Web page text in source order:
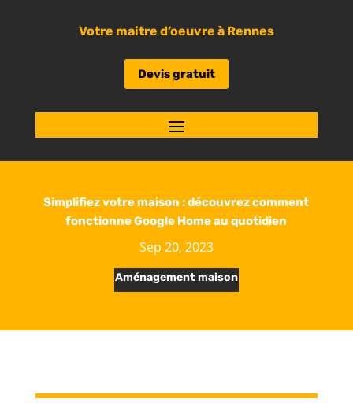
Votre maitre d’oeuvre à Rennes
Devis gratuit
Simplifiez votre maison : découvrez comment
fonctionne Google Home au quotidien
Sep 20, 2023
Aménagement maison